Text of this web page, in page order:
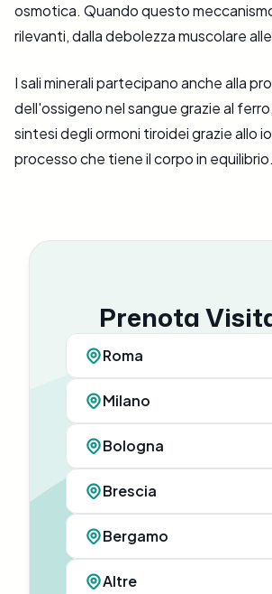
osmotica. Quando questo
rilevanti, dalla debolezza muscolare
I sali minerali partecipano anche alla
dell'ossigeno nel sangue grazie al
sintesi degli ormoni tiroidei grazie allo
processo che tiene il corpo in equilibrio.
Prenota
Roma
Milano
Bologna
Brescia
Bergamo
Altre